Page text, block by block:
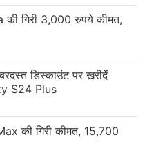
गिरी 3,000 रुपये कीमत,
डिस्काउंट पर खरीदें
S24 Plus
की गिरी कीमत, 15,700